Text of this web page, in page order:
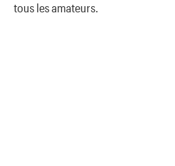
tous les amateurs.